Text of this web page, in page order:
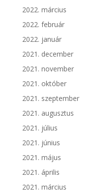
2022. március
2022. február
2022. január
2021. december
2021. november
2021. október
2021. szeptember
2021. augusztus
2021. július
2021. június
2021. május
2021. április
2021. március